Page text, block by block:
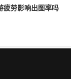
疲劳影响出图率吗